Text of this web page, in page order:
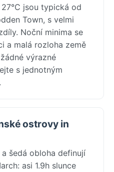
jsou typická od
Town, s velmi
Noční minima se
a malá rozloha země
výrazné
s jednotným
ostrovy in
šedá obloha definují
asi 1.9h slunce